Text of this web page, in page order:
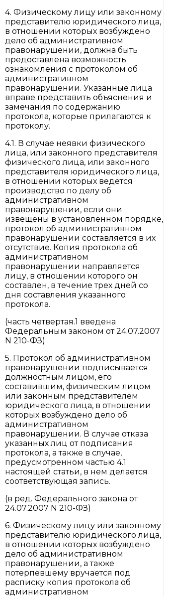
4. Физическому лицу или законному
представителю юридического лица,
в отношении которых возбуждено
дело об административном
правонарушении, должна быть
предоставлена возможность
ознакомления с протоколом об
административном
правонарушении. Указанные лица
вправе представить объяснения и
замечания по содержанию
протокола, которые прилагаются к
протоколу.
4.1. В случае неявки физического
лица, или законного представителя
физического лица, или законного
представителя юридического лица,
в отношении которых ведется
производство по делу об
административном
правонарушении, если они
извещены в установленном порядке,
протокол об административном
правонарушении составляется в их
отсутствие. Копия протокола об
административном
правонарушении направляется
лицу, в отношении которого он
составлен, в течение трех дней со
дня составления указанного
протокола.
(часть четвертая.1 введена
Федеральным законом от 24.07.2007
N 210-ФЗ)
5. Протокол об административном
правонарушении подписывается
должностным лицом, его
составившим, физическим лицом
или законным представителем
юридического лица, в отношении
которых возбуждено дело об
административном
правонарушении. В случае отказа
указанных лиц от подписания
протокола, а также в случае,
предусмотренном частью 4.1
настоящей статьи, в нем делается
соответствующая запись.
(в ред. Федерального закона от
24.07.2007 N 210-ФЗ)
6. Физическому лицу или законному
представителю юридического лица,
в отношении которых возбуждено
дело об административном
правонарушении, а также
потерпевшему вручается под
расписку копия протокола об
административном